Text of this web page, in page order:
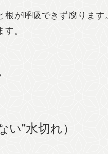
が呼吸できず腐りま
。
”水切れ）